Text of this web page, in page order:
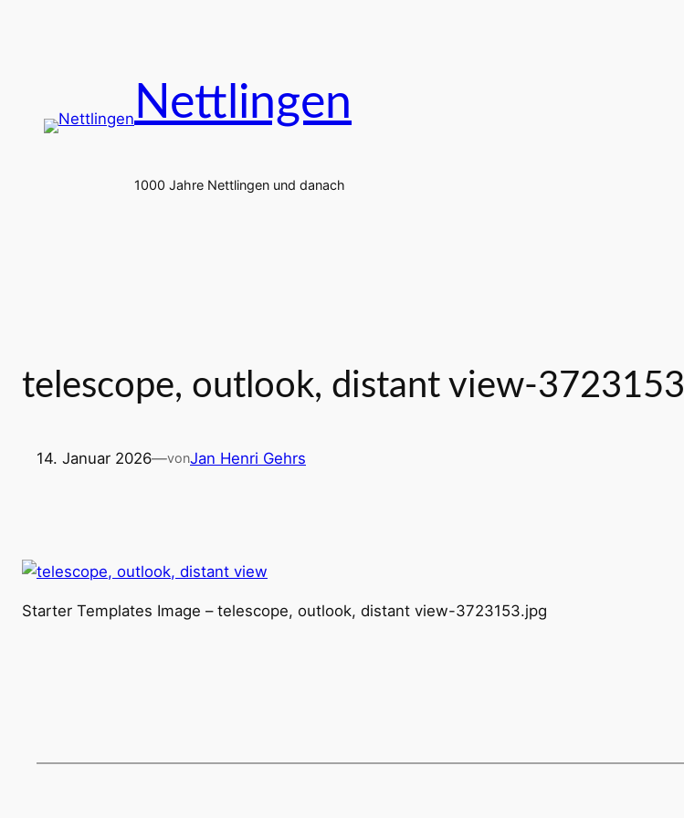
Nettlingen
1000 Jahre Nettlingen und danach
telescope, outlook, distant view-3723153
14. Januar 2026—vonJan Henri Gehrs
Starter Templates Image – telescope, outlook, distant view-3723153.jpg